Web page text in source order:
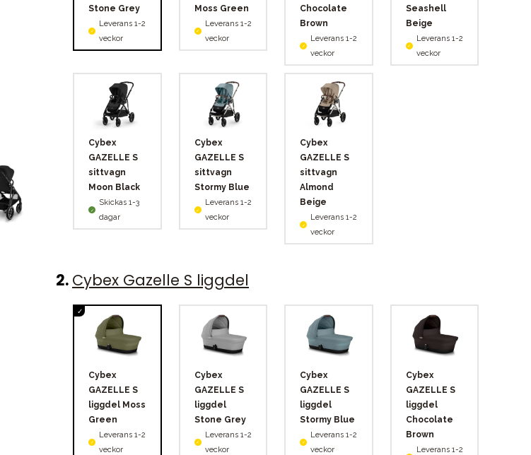
Stone Grey
Leverans 1-2
veckor
Moss Green
Leverans 1-2
veckor
Chocolate
Brown
Leverans 1-2
veckor
Seashell
Beige
Leverans 1-2
veckor
Cybex
GAZELLE S
sittvagn
Moon Black
Skickas 1-3
dagar
Cybex
GAZELLE S
sittvagn
Stormy Blue
Leverans 1-2
veckor
Cybex
GAZELLE S
sittvagn
Almond
Beige
Leverans 1-2
veckor
2. Cybex Gazelle S liggdel
Cybex
GAZELLE S
liggdel Moss
Green
Leverans 1-2
veckor
Cybex
GAZELLE S
liggdel
Stone Grey
Leverans 1-2
veckor
Cybex
GAZELLE S
liggdel
Stormy Blue
Leverans 1-2
veckor
Cybex
GAZELLE S
liggdel
Chocolate
Brown
Leverans 1-2